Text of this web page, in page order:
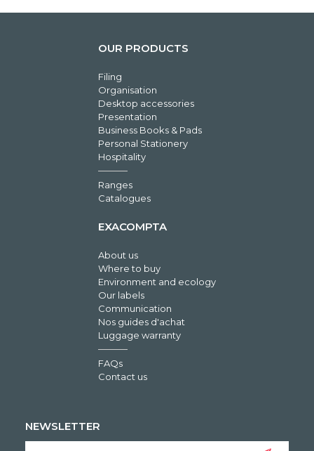
OUR PRODUCTS
Filing
Organisation
Desktop accessories
Presentation
Business Books & Pads
Personal Stationery
Hospitality
Ranges
Catalogues
EXACOMPTA
About us
Where to buy
Environment and ecology
Our labels
Communication
Nos guides d'achat
Luggage warranty
FAQs
Contact us
NEWSLETTER